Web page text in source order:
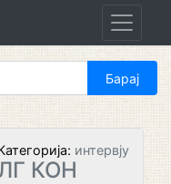
интервју
КОН